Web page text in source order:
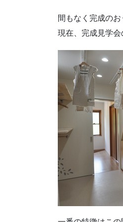
間もなく完成のお
現在、完成見学会